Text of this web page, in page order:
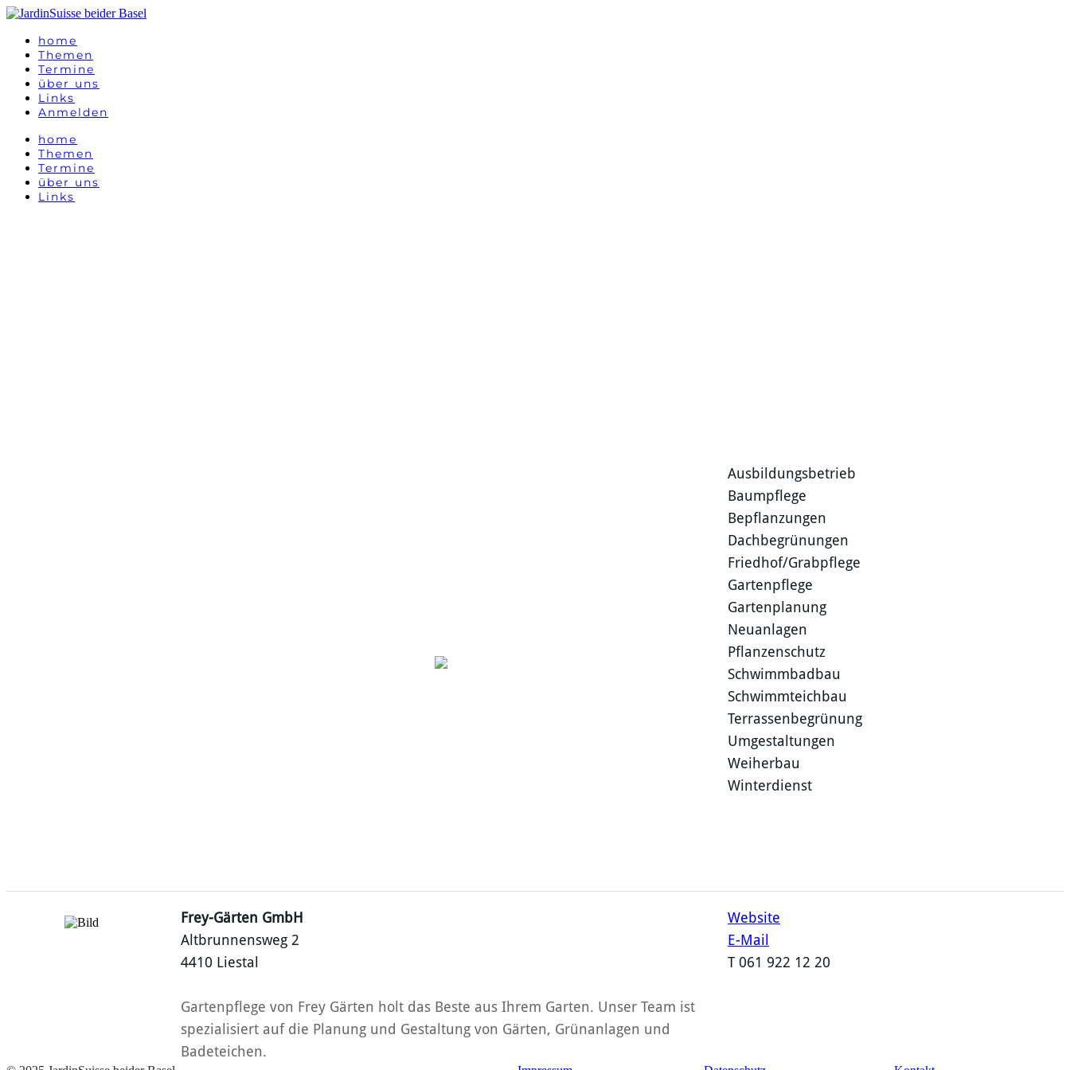
home
Themen
Termine
über uns
Links
Anmelden
home
Themen
Termine
über uns
Links
Ausbildungsbetrieb
Baumpflege
Bepflanzungen
Dachbegrünungen
Friedhof/Grabpflege
Gartenpflege
Gartenplanung
Neuanlagen
Pflanzenschutz
Schwimmbadbau
Schwimmteichbau
Terrassenbegrünung
Umgestaltungen
Weiherbau
Winterdienst
Frey-Gärten GmbH
Altbrunnensweg 2
4410 Liestal
Gartenpflege von Frey Gärten holt das Beste aus Ihrem Garten. Unser Team ist
spezialisiert auf die Planung und Gestaltung von Gärten, Grünanlagen und
Badeteichen.
Website
E-Mail
​T 061 922 12 20